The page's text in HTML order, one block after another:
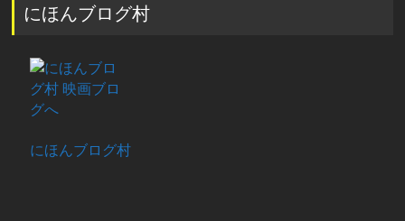
にほんブログ村
にほんブログ村